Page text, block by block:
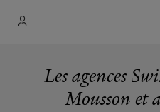
Les agences
Mousson et